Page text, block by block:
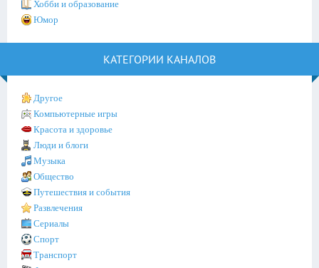
Хобби и образование
Юмор
КАТЕГОРИИ КАНАЛОВ
Другое
Компьютерные игры
Красота и здоровье
Люди и блоги
Музыка
Общество
Путешествия и события
Развлечения
Сериалы
Спорт
Транспорт